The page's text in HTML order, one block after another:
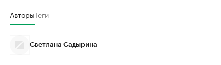
АвторыТеги
Светлана Садырина